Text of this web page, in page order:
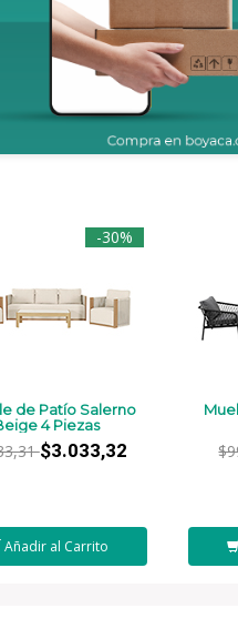
-30%
de Patío Salerno
4 Piezas
$3.033,32
Añadir al Carrito